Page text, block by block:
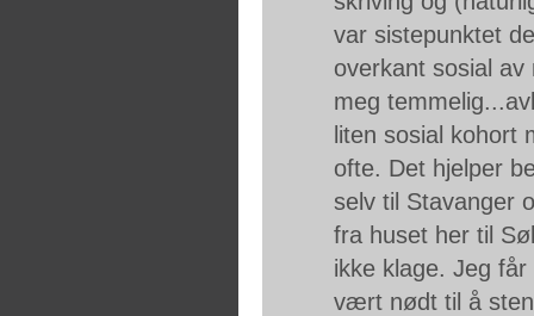
var sistepunktet
overkant sosial
meg
liten sosial kohort
ofte. Det hjelper
selv til Stavanger
fra huset her til
ikke klage. Jeg
vært nødt til å